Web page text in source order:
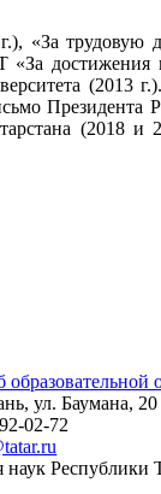
«За трудовую
достижения
(2013
Президента
(2018 и
образовательной
ул. Баумана, 20
02-72
Республики